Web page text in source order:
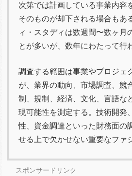
次第では計画している事業内容
そのものが却下される場合もあ
ィ・スタディは数週間〜数ヶ月
とが多いが、数年にわたって行
調査する範囲は事業やプロジェ
が、業界の動向、市場調査、競
制、規制、経済、文化、言語な
現可能性を測定する。技術開発
性、資金調達といった財務面の
せる上で欠かせない重要なファ
スポンサードリンク